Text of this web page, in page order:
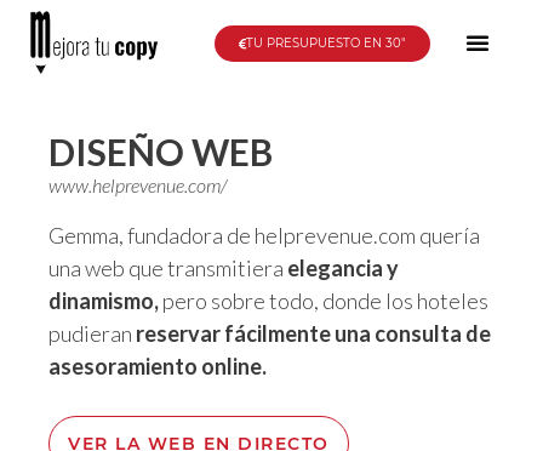
TU PRESUPUESTO EN 30"
DISEÑO WEB
www.helprevenue.com/
Gemma, fundadora de helprevenue.com quería
una web que transmitiera elegancia y
dinamismo,pero sobre todo, donde los hoteles
pudieran reservar fácilmente una consulta de
asesoramiento online.
VER LA WEB EN DIRECTO